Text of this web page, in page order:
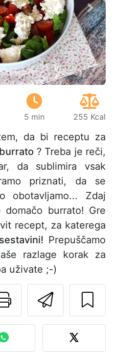
5 min 255 Kcal
da bi receptu za
burrato ? Treba je reči,
da sublimira vsak
priznati, da se
obotavljamo... Zdaj
domačo burrato! Gre
recept, za katerega
Prepuščamo
razlage korak za
uživate ;-)
Pošlji
Natisni to
fotografijo